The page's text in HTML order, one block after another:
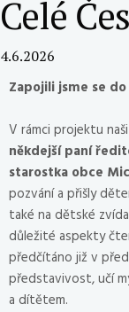
Celé
4.6.2026
Zapojili jsme se
V rámci projektu
někdejší paní
starostka obce
pozvání a přišly
také na dětské
důležité aspekty
předčítáno již v
představivost, učí
a dítětem.